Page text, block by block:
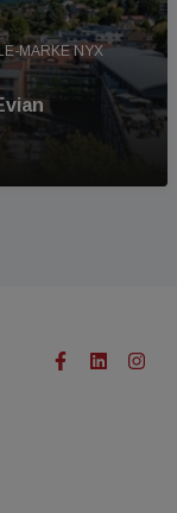
MARKE NYX